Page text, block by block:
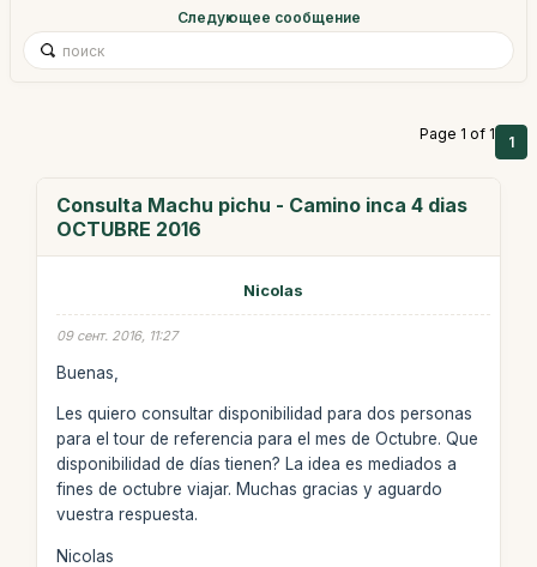
Следующее сообщение
Page 1 of 1 1
Consulta Machu pichu - Camino inca 4 dias
OCTUBRE 2016
Nicolas
09 сент. 2016, 11:27
Buenas,
Les quiero consultar disponibilidad para dos personas
para el tour de referencia para el mes de Octubre. Que
disponibilidad de días tienen? La idea es mediados a
fines de octubre viajar. Muchas gracias y aguardo
vuestra respuesta.
Nicolas